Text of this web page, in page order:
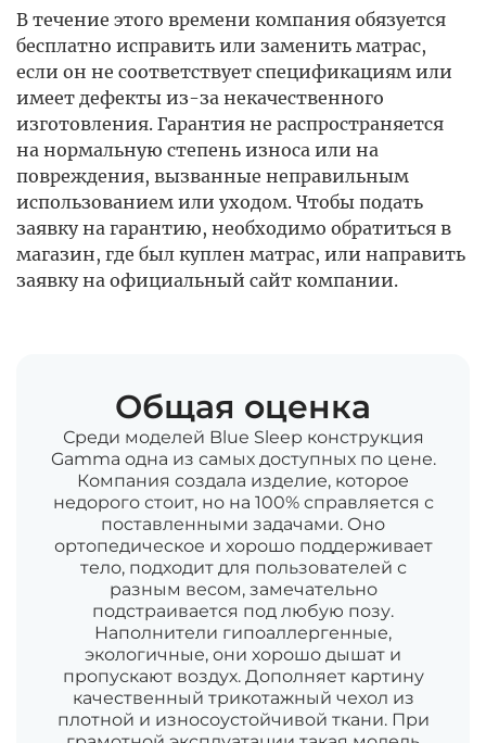
В течение этого времени компания обязуется
бесплатно исправить или заменить матрас,
если он не соответствует спецификациям или
имеет дефекты из-за некачественного
изготовления. Гарантия не распространяется
на нормальную степень износа или на
повреждения, вызванные неправильным
использованием или уходом. Чтобы подать
заявку на гарантию, необходимо обратиться в
магазин, где был куплен матрас, или направить
заявку на официальный сайт компании.
Общая оценка
Среди моделей Blue Sleep конструкция
Gamma одна из самых доступных по цене.
Компания создала изделие, которое
недорого стоит, но на 100% справляется с
поставленными задачами. Оно
ортопедическое и хорошо поддерживает
тело, подходит для пользователей с
разным весом, замечательно
подстраивается под любую позу.
Наполнители гипоаллергенные,
экологичные, они хорошо дышат и
пропускают воздух. Дополняет картину
качественный трикотажный чехол из
плотной и износоустойчивой ткани. При